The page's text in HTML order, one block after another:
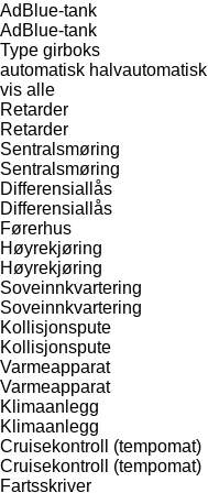
AdBlue-tank
AdBlue-tank
Type girboks
automatisk halvautomatisk
vis alle
Retarder
Retarder
Sentralsmøring
Sentralsmøring
Differensiallås
Differensiallås
Førerhus
Høyrekjøring
Høyrekjøring
Soveinnkvartering
Soveinnkvartering
Kollisjonspute
Kollisjonspute
Varmeapparat
Varmeapparat
Klimaanlegg
Klimaanlegg
Cruisekontroll (tempomat)
Cruisekontroll (tempomat)
Fartsskriver